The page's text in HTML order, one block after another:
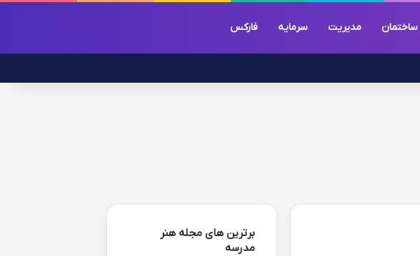
ساختمان مدیریت سرمایه فارکس
برترین های مجله هنر
مدرسه